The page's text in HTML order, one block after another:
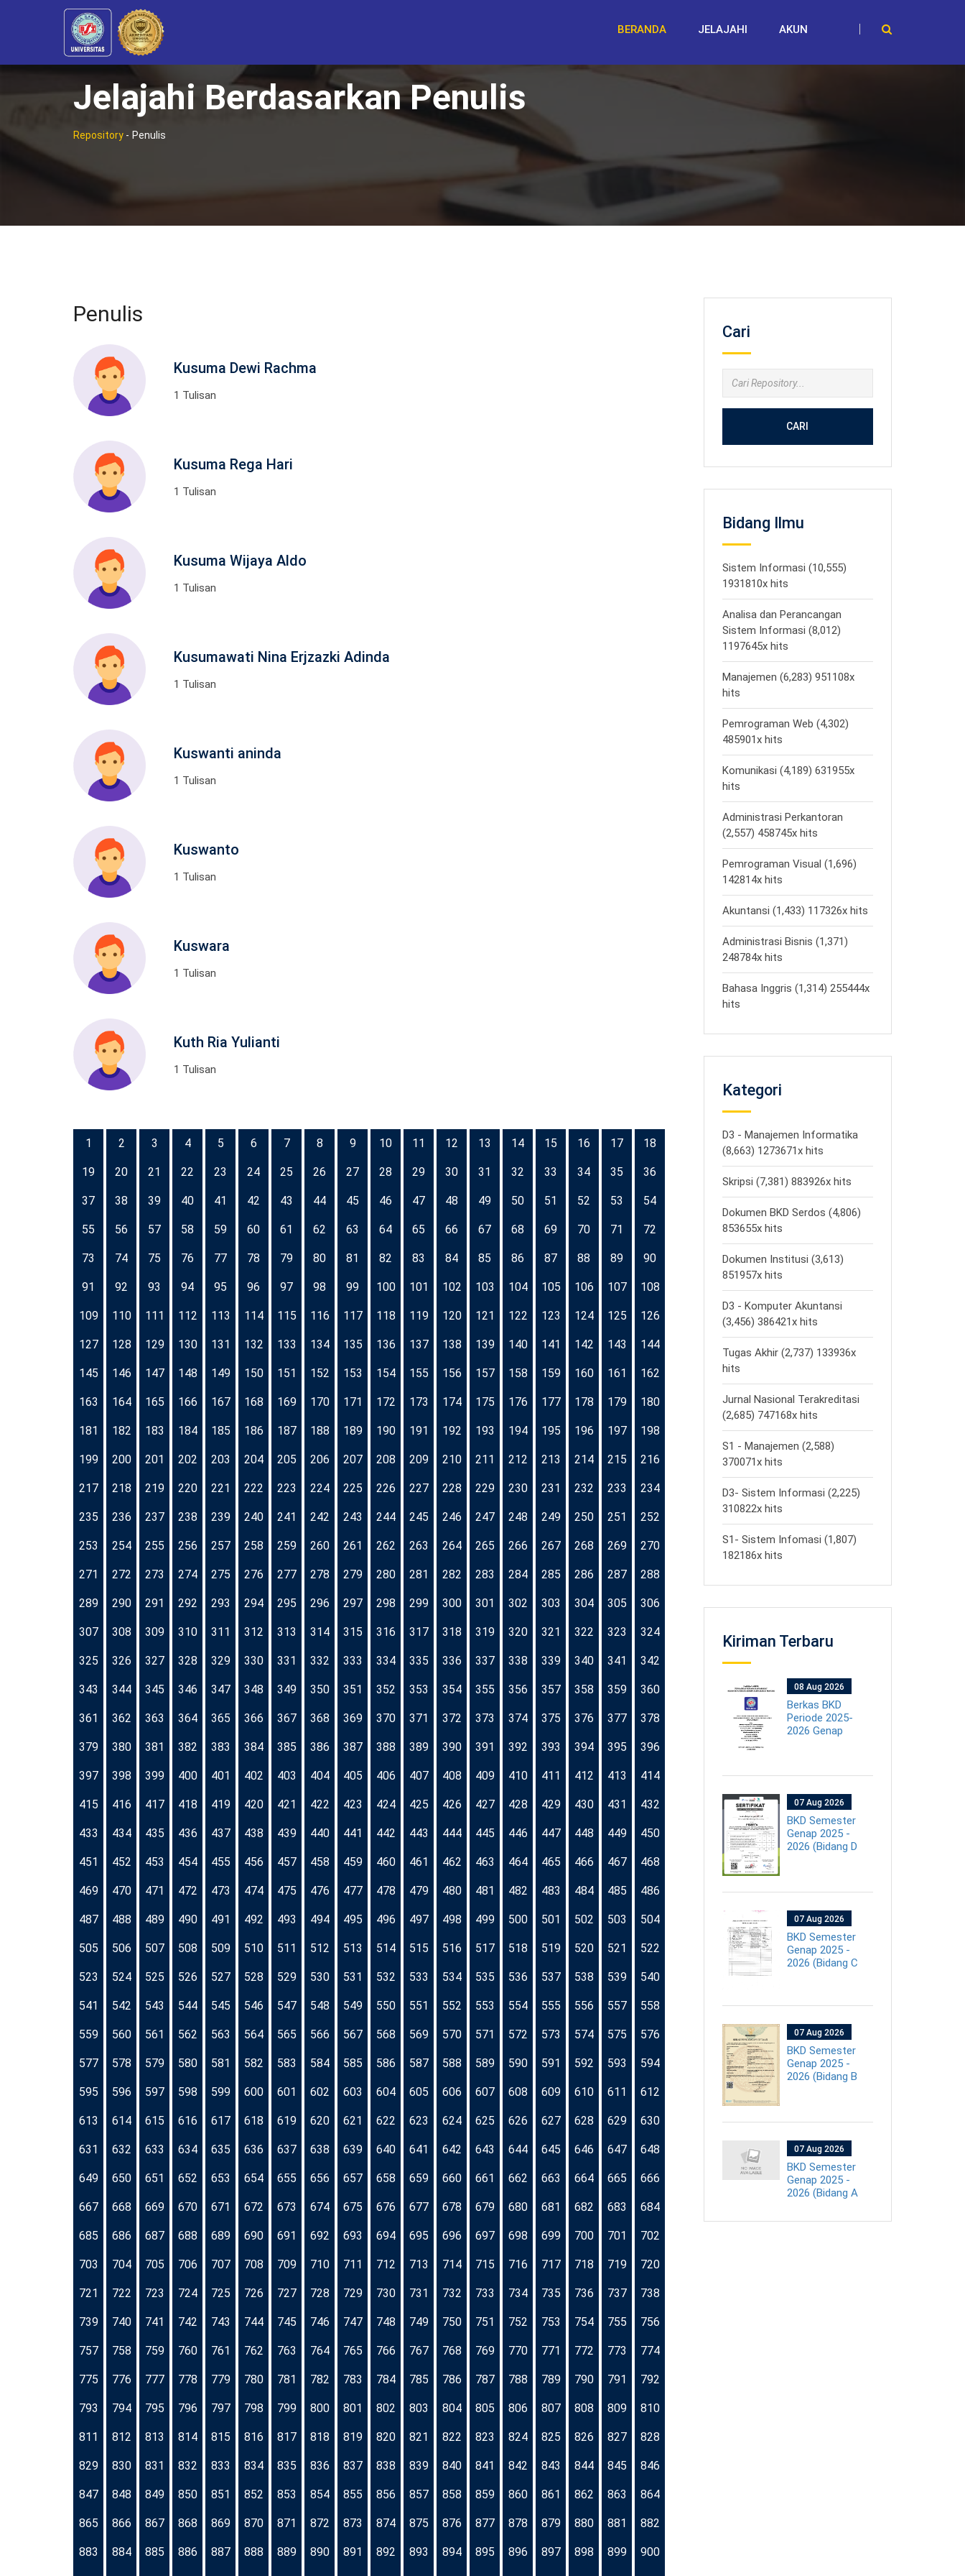
BERANDA JELAJAHI AKUN
Jelajahi Berdasarkan Penulis
Repository - Penulis
Penulis
Kusuma Dewi Rachma
1 Tulisan
Kusuma Rega Hari
1 Tulisan
Kusuma Wijaya Aldo
1 Tulisan
Kusumawati Nina Erjzazki Adinda
1 Tulisan
Kuswanti aninda
1 Tulisan
Kuswanto
1 Tulisan
Kuswara
1 Tulisan
Kuth Ria Yulianti
1 Tulisan
1 2 3 4 5 6 7 8 9 10 11 12 13 14 15 16 17 18
19 20 21 22 23 24 25 26 27 28 29 30 31 32 33 34 35 36
37 38 39 40 41 42 43 44 45 46 47 48 49 50 51 52 53 54
55 56 57 58 59 60 61 62 63 64 65 66 67 68 69 70 71 72
73 74 75 76 77 78 79 80 81 82 83 84 85 86 87 88 89 90
91 92 93 94 95 96 97 98 99 100 101 102 103 104 105 106 107 108
109 110 111 112 113 114 115 116 117 118 119 120 121 122 123 124 125 126
127 128 129 130 131 132 133 134 135 136 137 138 139 140 141 142 143 144
145 146 147 148 149 150 151 152 153 154 155 156 157 158 159 160 161 162
163 164 165 166 167 168 169 170 171 172 173 174 175 176 177 178 179 180
181 182 183 184 185 186 187 188 189 190 191 192 193 194 195 196 197 198
199 200 201 202 203 204 205 206 207 208 209 210 211 212 213 214 215 216
217 218 219 220 221 222 223 224 225 226 227 228 229 230 231 232 233 234
235 236 237 238 239 240 241 242 243 244 245 246 247 248 249 250 251 252
253 254 255 256 257 258 259 260 261 262 263 264 265 266 267 268 269 270
271 272 273 274 275 276 277 278 279 280 281 282 283 284 285 286 287 288
289 290 291 292 293 294 295 296 297 298 299 300 301 302 303 304 305 306
307 308 309 310 311 312 313 314 315 316 317 318 319 320 321 322 323 324
325 326 327 328 329 330 331 332 333 334 335 336 337 338 339 340 341 342
343 344 345 346 347 348 349 350 351 352 353 354 355 356 357 358 359 360
361 362 363 364 365 366 367 368 369 370 371 372 373 374 375 376 377 378
379 380 381 382 383 384 385 386 387 388 389 390 391 392 393 394 395 396
397 398 399 400 401 402 403 404 405 406 407 408 409 410 411 412 413 414
415 416 417 418 419 420 421 422 423 424 425 426 427 428 429 430 431 432
433 434 435 436 437 438 439 440 441 442 443 444 445 446 447 448 449 450
451 452 453 454 455 456 457 458 459 460 461 462 463 464 465 466 467 468
469 470 471 472 473 474 475 476 477 478 479 480 481 482 483 484 485 486
487 488 489 490 491 492 493 494 495 496 497 498 499 500 501 502 503 504
505 506 507 508 509 510 511 512 513 514 515 516 517 518 519 520 521 522
523 524 525 526 527 528 529 530 531 532 533 534 535 536 537 538 539 540
541 542 543 544 545 546 547 548 549 550 551 552 553 554 555 556 557 558
559 560 561 562 563 564 565 566 567 568 569 570 571 572 573 574 575 576
577 578 579 580 581 582 583 584 585 586 587 588 589 590 591 592 593 594
595 596 597 598 599 600 601 602 603 604 605 606 607 608 609 610 611 612
613 614 615 616 617 618 619 620 621 622 623 624 625 626 627 628 629 630
631 632 633 634 635 636 637 638 639 640 641 642 643 644 645 646 647 648
649 650 651 652 653 654 655 656 657 658 659 660 661 662 663 664 665 666
667 668 669 670 671 672 673 674 675 676 677 678 679 680 681 682 683 684
685 686 687 688 689 690 691 692 693 694 695 696 697 698 699 700 701 702
703 704 705 706 707 708 709 710 711 712 713 714 715 716 717 718 719 720
721 722 723 724 725 726 727 728 729 730 731 732 733 734 735 736 737 738
739 740 741 742 743 744 745 746 747 748 749 750 751 752 753 754 755 756
757 758 759 760 761 762 763 764 765 766 767 768 769 770 771 772 773 774
775 776 777 778 779 780 781 782 783 784 785 786 787 788 789 790 791 792
793 794 795 796 797 798 799 800 801 802 803 804 805 806 807 808 809 810
811 812 813 814 815 816 817 818 819 820 821 822 823 824 825 826 827 828
829 830 831 832 833 834 835 836 837 838 839 840 841 842 843 844 845 846
847 848 849 850 851 852 853 854 855 856 857 858 859 860 861 862 863 864
865 866 867 868 869 870 871 872 873 874 875 876 877 878 879 880 881 882
883 884 885 886 887 888 889 890 891 892 893 894 895 896 897 898 899 900
Cari
CARI
Bidang Ilmu
Sistem Informasi (10,555)
1931810x hits
Analisa dan Perancangan
Sistem Informasi (8,012)
1197645x hits
Manajemen (6,283) 951108x
hits
Pemrograman Web (4,302)
485901x hits
Komunikasi (4,189) 631955x
hits
Administrasi Perkantoran
(2,557) 458745x hits
Pemrograman Visual (1,696)
142814x hits
Akuntansi (1,433) 117326x hits
Administrasi Bisnis (1,371)
248784x hits
Bahasa Inggris (1,314) 255444x
hits
Kategori
D3 - Manajemen Informatika
(8,663) 1273671x hits
Skripsi (7,381) 883926x hits
Dokumen BKD Serdos (4,806)
853655x hits
Dokumen Institusi (3,613)
851957x hits
D3 - Komputer Akuntansi
(3,456) 386421x hits
Tugas Akhir (2,737) 133936x
hits
Jurnal Nasional Terakreditasi
(2,685) 747168x hits
S1 - Manajemen (2,588)
370071x hits
D3- Sistem Informasi (2,225)
310822x hits
S1- Sistem Infomasi (1,807)
182186x hits
Kiriman Terbaru
08 Aug 2026
Berkas BKD
Periode 2025-
2026 Genap
07 Aug 2026
BKD Semester
Genap 2025 -
2026 (Bidang D
07 Aug 2026
BKD Semester
Genap 2025 -
2026 (Bidang C
07 Aug 2026
BKD Semester
Genap 2025 -
2026 (Bidang B
07 Aug 2026
BKD Semester
Genap 2025 -
2026 (Bidang A